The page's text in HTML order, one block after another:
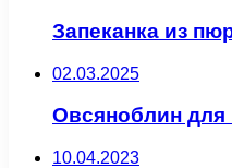
Запеканка из
02.03.2025
Овсяноблин для
10.04.2023